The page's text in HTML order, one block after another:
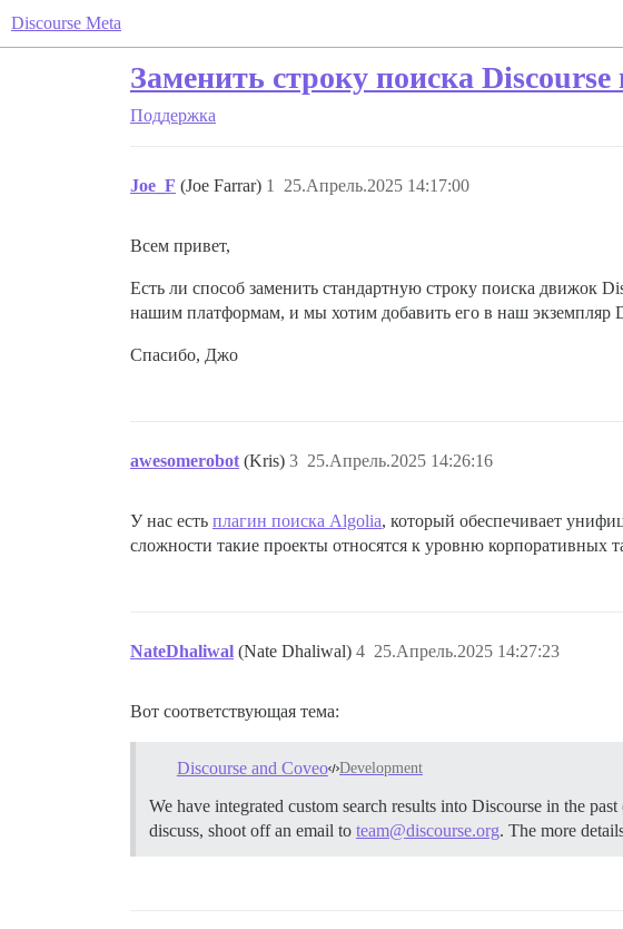
Discourse Meta
Заменить строку поиска Discourse
Поддержка
Joe_F (Joe Farrar) 25.Апрель.2025 14:17:00
1
Всем привет,
Есть ли способ заменить стандартную строку поиска движок
нашим платформам, и мы хотим добавить его в наш экземпляр
Спасибо, Джо
awesomerobot (Kris) 25.Апрель.2025 14:26:16
3
У нас есть плагин поиска Algolia, который обеспечивает
сложности такие проекты относятся к уровню корпоративных
NateDhaliwal (Nate Dhaliwal) 25.Апрель.2025 14:27:23
4
Вот соответствующая тема:
Discourse and Coveo Development
We have integrated custom search results into Discourse in the
discuss, shoot off an email to team@discourse.org. The more